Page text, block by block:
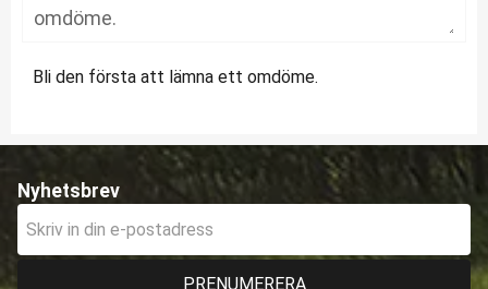
Bli den första att lämna ett omdöme.
Nyhetsbrev
PRENUMERERA